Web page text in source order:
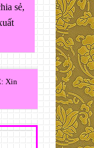
sẻ,
: Xin